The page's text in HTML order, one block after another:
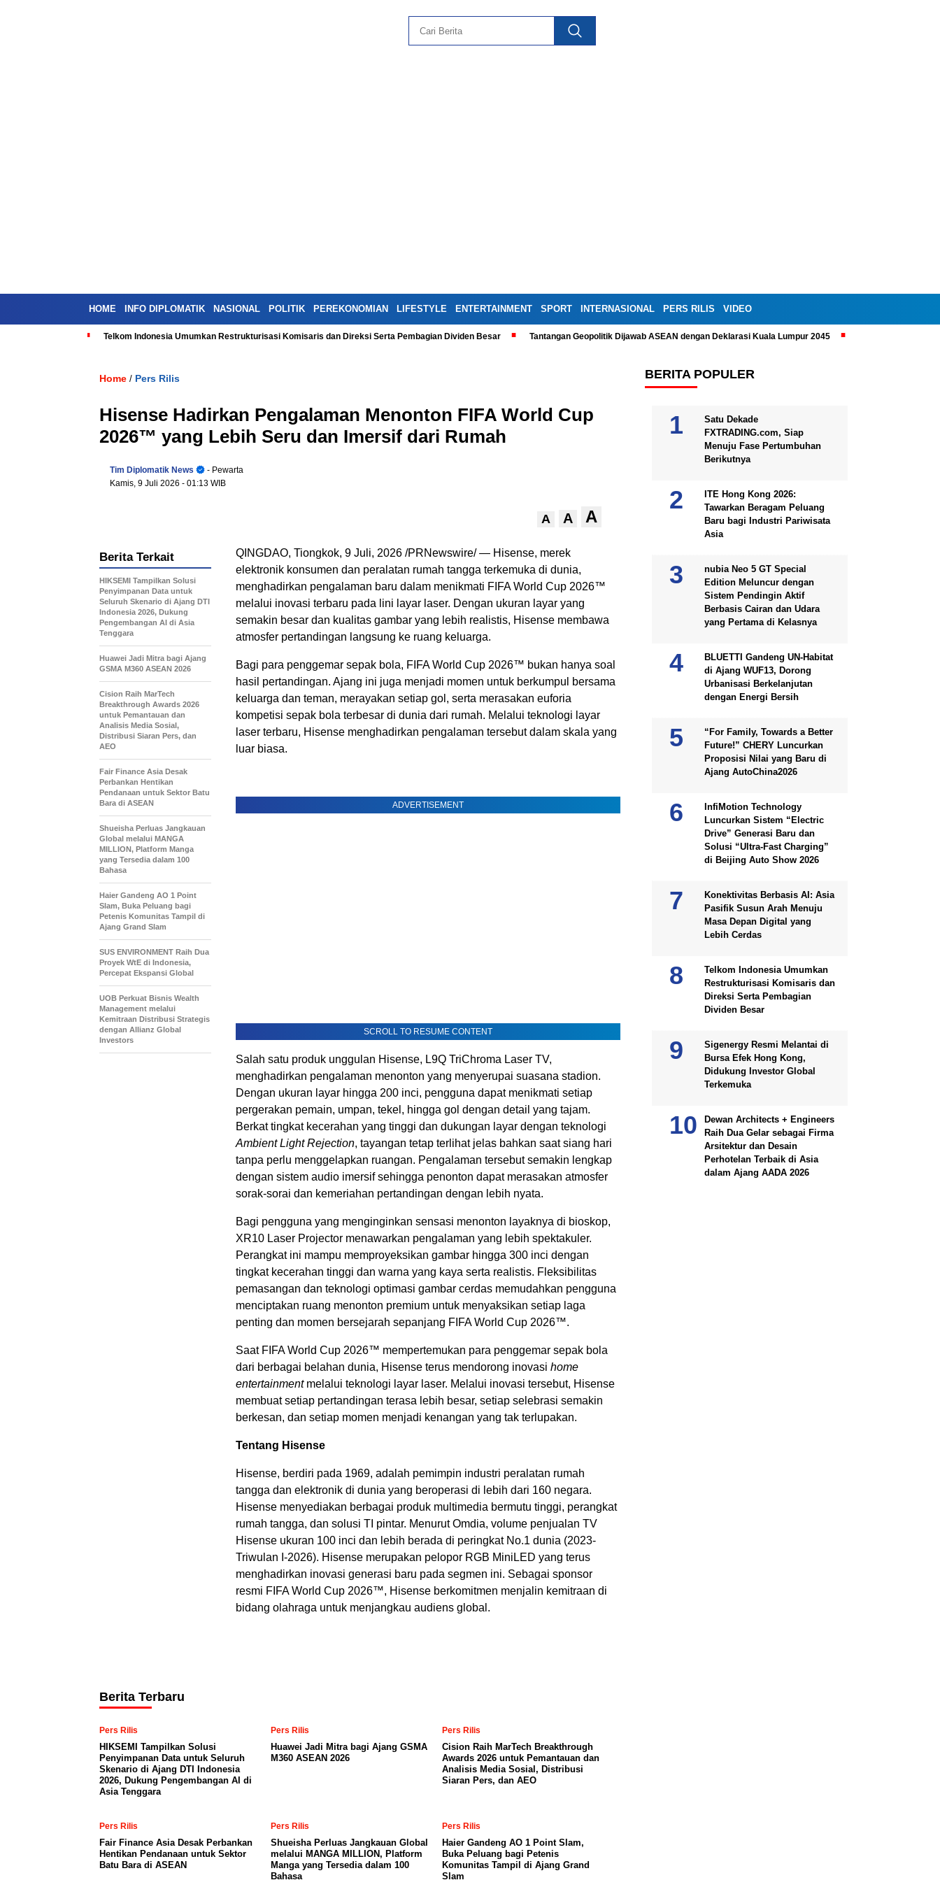
HOME INFO DIPLOMATIK NASIONAL POLITIK PEREKONOMIAN LIFESTYLE ENTERTAINMENT SPORT INTERNASIONAL PERS RILIS VIDEO
Telkom Indonesia Umumkan Restrukturisasi Komisaris dan Direksi Serta Pembagian Dividen Besar Tantangan Geopolitik Dijawab ASEAN dengan Deklarasi Kuala Lumpur 2045
Home / Pers Rilis
Hisense Hadirkan Pengalaman Menonton FIFA World Cup
2026™ yang Lebih Seru dan Imersif dari Rumah
Tim Diplomatik News
- Pewarta
Kamis, 9 Juli 2026 - 01:13 WIB
A A A
QINGDAO, Tiongkok, 9 Juli, 2026 /PRNewswire/ — Hisense, merek
elektronik konsumen dan peralatan rumah tangga terkemuka di dunia,
menghadirkan pengalaman baru dalam menikmati FIFA World Cup 2026™
melalui inovasi terbaru pada lini layar laser. Dengan ukuran layar yang
semakin besar dan kualitas gambar yang lebih realistis, Hisense membawa
atmosfer pertandingan langsung ke ruang keluarga.
Bagi para penggemar sepak bola, FIFA World Cup 2026™ bukan hanya soal
hasil pertandingan. Ajang ini juga menjadi momen untuk berkumpul bersama
keluarga dan teman, merayakan setiap gol, serta merasakan euforia
kompetisi sepak bola terbesar di dunia dari rumah. Melalui teknologi layar
laser terbaru, Hisense menghadirkan pengalaman tersebut dalam skala yang
luar biasa.
ADVERTISEMENT
SCROLL TO RESUME CONTENT
Salah satu produk unggulan Hisense, L9Q TriChroma Laser TV,
menghadirkan pengalaman menonton yang menyerupai suasana stadion.
Dengan ukuran layar hingga 200 inci, pengguna dapat menikmati setiap
pergerakan pemain, umpan, tekel, hingga gol dengan detail yang tajam.
Berkat tingkat kecerahan yang tinggi dan dukungan layar dengan teknologi
Ambient Light Rejection, tayangan tetap terlihat jelas bahkan saat siang hari
tanpa perlu menggelapkan ruangan. Pengalaman tersebut semakin lengkap
dengan sistem audio imersif sehingga penonton dapat merasakan atmosfer
sorak-sorai dan kemeriahan pertandingan dengan lebih nyata.
Bagi pengguna yang menginginkan sensasi menonton layaknya di bioskop,
XR10 Laser Projector menawarkan pengalaman yang lebih spektakuler.
Perangkat ini mampu memproyeksikan gambar hingga 300 inci dengan
tingkat kecerahan tinggi dan warna yang kaya serta realistis. Fleksibilitas
pemasangan dan teknologi optimasi gambar cerdas memudahkan pengguna
menciptakan ruang menonton premium untuk menyaksikan setiap laga
penting dan momen bersejarah sepanjang FIFA World Cup 2026™.
Saat FIFA World Cup 2026™ mempertemukan para penggemar sepak bola
dari berbagai belahan dunia, Hisense terus mendorong inovasi home
entertainmentmelalui teknologi layar laser. Melalui inovasi tersebut, Hisense
membuat setiap pertandingan terasa lebih besar, setiap selebrasi semakin
berkesan, dan setiap momen menjadi kenangan yang tak terlupakan.
Tentang Hisense
Hisense, berdiri pada 1969, adalah pemimpin industri peralatan rumah
tangga dan elektronik di dunia yang beroperasi di lebih dari 160 negara.
Hisense menyediakan berbagai produk multimedia bermutu tinggi, perangkat
rumah tangga, dan solusi TI pintar. Menurut Omdia, volume penjualan TV
Hisense ukuran 100 inci dan lebih berada di peringkat No.1 dunia (2023-
Triwulan I-2026). Hisense merupakan pelopor RGB MiniLED yang terus
menghadirkan inovasi generasi baru pada segmen ini. Sebagai sponsor
resmi FIFA World Cup 2026™, Hisense berkomitmen menjalin kemitraan di
bidang olahraga untuk menjangkau audiens global.
Berita Terkait
HIKSEMI Tampilkan Solusi
Penyimpanan Data untuk
Seluruh Skenario di Ajang DTI
Indonesia 2026, Dukung
Pengembangan AI di Asia
Tenggara
Huawei Jadi Mitra bagi Ajang
GSMA M360 ASEAN 2026
Cision Raih MarTech
Breakthrough Awards 2026
untuk Pemantauan dan
Analisis Media Sosial,
Distribusi Siaran Pers, dan
AEO
Fair Finance Asia Desak
Perbankan Hentikan
Pendanaan untuk Sektor Batu
Bara di ASEAN
Shueisha Perluas Jangkauan
Global melalui MANGA
MILLION, Platform Manga
yang Tersedia dalam 100
Bahasa
Haier Gandeng AO 1 Point
Slam, Buka Peluang bagi
Petenis Komunitas Tampil di
Ajang Grand Slam
SUS ENVIRONMENT Raih Dua
Proyek WtE di Indonesia,
Percepat Ekspansi Global
UOB Perkuat Bisnis Wealth
Management melalui
Kemitraan Distribusi Strategis
dengan Allianz Global
Investors
Berita Terbaru
Pers Rilis
HIKSEMI Tampilkan Solusi
Penyimpanan Data untuk Seluruh
Skenario di Ajang DTI Indonesia
2026, Dukung Pengembangan AI di
Asia Tenggara
Pers Rilis
Huawei Jadi Mitra bagi Ajang GSMA
M360 ASEAN 2026
Pers Rilis
Cision Raih MarTech Breakthrough
Awards 2026 untuk Pemantauan dan
Analisis Media Sosial, Distribusi
Siaran Pers, dan AEO
Pers Rilis
Fair Finance Asia Desak Perbankan
Hentikan Pendanaan untuk Sektor
Batu Bara di ASEAN
Pers Rilis
Shueisha Perluas Jangkauan Global
melalui MANGA MILLION, Platform
Manga yang Tersedia dalam 100
Bahasa
Pers Rilis
Haier Gandeng AO 1 Point Slam,
Buka Peluang bagi Petenis
Komunitas Tampil di Ajang Grand
Slam
BERITA POPULER
Satu Dekade
FXTRADING.com, Siap
Menuju Fase Pertumbuhan
Berikutnya
ITE Hong Kong 2026:
Tawarkan Beragam Peluang
Baru bagi Industri Pariwisata
Asia
nubia Neo 5 GT Special
Edition Meluncur dengan
Sistem Pendingin Aktif
Berbasis Cairan dan Udara
yang Pertama di Kelasnya
BLUETTI Gandeng UN-Habitat
di Ajang WUF13, Dorong
Urbanisasi Berkelanjutan
dengan Energi Bersih
“For Family, Towards a Better
Future!” CHERY Luncurkan
Proposisi Nilai yang Baru di
Ajang AutoChina2026
InfiMotion Technology
Luncurkan Sistem “Electric
Drive” Generasi Baru dan
Solusi “Ultra-Fast Charging”
di Beijing Auto Show 2026
Konektivitas Berbasis AI: Asia
Pasifik Susun Arah Menuju
Masa Depan Digital yang
Lebih Cerdas
Telkom Indonesia Umumkan
Restrukturisasi Komisaris dan
Direksi Serta Pembagian
Dividen Besar
Sigenergy Resmi Melantai di
Bursa Efek Hong Kong,
Didukung Investor Global
Terkemuka
Dewan Architects + Engineers
Raih Dua Gelar sebagai Firma
Arsitektur dan Desain
Perhotelan Terbaik di Asia
dalam Ajang AADA 2026